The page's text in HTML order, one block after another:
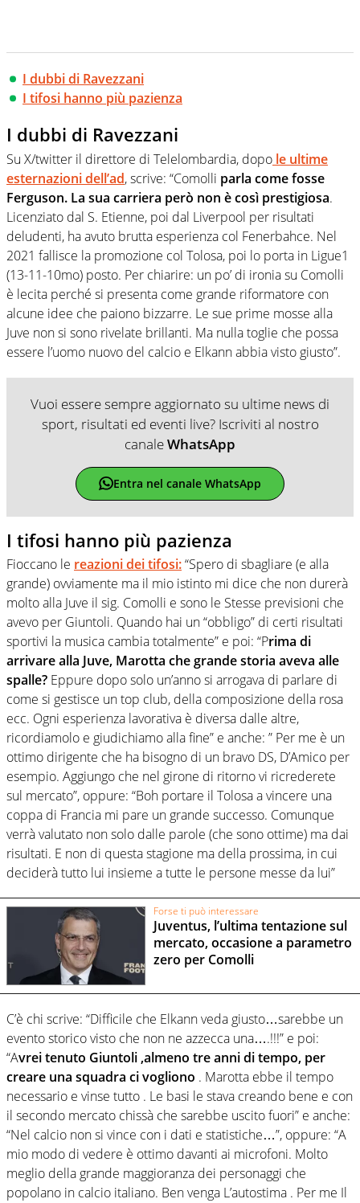
I dubbi di Ravezzani
I tifosi hanno più pazienza
I dubbi di Ravezzani
Su X/twitter il direttore di Telelombardia, dopo le ultime
esternazioni dell’ad, scrive: “Comolli parla come fosse
Ferguson. La sua carriera però non è così prestigiosa.
Licenziato dal S. Etienne, poi dal Liverpool per risultati
deludenti, ha avuto brutta esperienza col Fenerbahce. Nel
2021 fallisce la promozione col Tolosa, poi lo porta in Ligue1
(13-11-10mo) posto. Per chiarire: un po’ di ironia su Comolli
è lecita perché si presenta come grande riformatore con
alcune idee che paiono bizzarre. Le sue prime mosse alla
Juve non si sono rivelate brillanti. Ma nulla toglie che possa
essere l’uomo nuovo del calcio e Elkann abbia visto giusto”.
Vuoi essere sempre aggiornato su ultime news di
sport, risultati ed eventi live? Iscriviti al nostro
canaleWhatsApp
Entra nel canale WhatsApp
I tifosi hanno più pazienza
Fioccano le reazioni dei tifosi:“Spero di sbagliare (e alla
grande) ovviamente ma il mio istinto mi dice che non durerà
molto alla Juve il sig. Comolli e sono le Stesse previsioni che
avevo per Giuntoli. Quando hai un “obbligo” di certi risultati
sportivi la musica cambia totalmente” e poi: “Prima di
arrivare alla Juve, Marotta che grande storia aveva alle
spalle? Eppure dopo solo un’anno si arrogava di parlare di
come si gestisce un top club, della composizione della rosa
ecc. Ogni esperienza lavorativa è diversa dalle altre,
ricordiamolo e giudichiamo alla fine” e anche: ” Per me è un
ottimo dirigente che ha bisogno di un bravo DS, D’Amico per
esempio. Aggiungo che nel girone di ritorno vi ricrederete
sul mercato”, oppure: “Boh portare il Tolosa a vincere una
coppa di Francia mi pare un grande successo. Comunque
verrà valutato non solo dalle parole (che sono ottime) ma dai
risultati. E non di questa stagione ma della prossima, in cui
deciderà tutto lui insieme a tutte le persone messe da lui”
Forse ti può interessare
Juventus, l’ultima tentazione sul
mercato, occasione a parametro
zero per Comolli
C’è chi scrive: “Difficile che Elkann veda giusto…sarebbe un
evento storico visto che non ne azzecca una….!!!” e poi:
“Avrei tenuto Giuntoli ,almeno tre anni di tempo, per
creare una squadra ci vogliono . Marotta ebbe il tempo
necessario e vinse tutto . Le basi le stava creando bene e con
il secondo mercato chissà che sarebbe uscito fuori” e anche:
“Nel calcio non si vince con i dati e statistiche…”, oppure: “A
mio modo di vedere è ottimo davanti ai microfoni. Molto
meglio della grande maggioranza dei personaggi che
popolano in calcio italiano. Ben venga L’autostima . Per me Il